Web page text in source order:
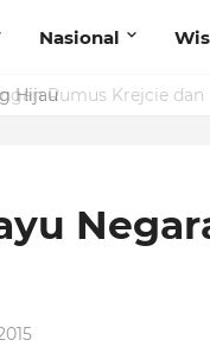
Nasional
Hijau